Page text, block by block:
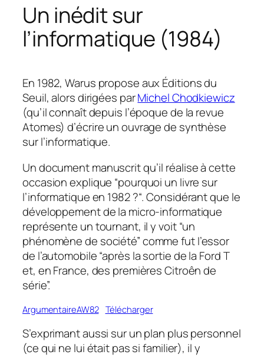
Un inédit sur
l’informatique (1984)
En 1982, Warus propose aux Éditions du
Seuil, alors dirigées parMichel Chodkiewicz
(qu’il connaît depuis l’époque de la revue
Atomes) d’écrire un ouvrage de synthèse
sur l’informatique.
Un document manuscrit qu’il réalise à cette
occasion explique “pourquoi un livre sur
l’informatique en 1982 ?“. Considérant que le
développement de la micro-informatique
représente un tournant, il y voit “un
phénomène de société” comme fut l’essor
de l’automobile “après la sortie de la Ford T
et, en France, des premières Citroên de
série”.
ArgumentaireAW82 Télécharger
S’exprimant aussi sur un plan plus personnel
(ce qui ne lui était pas si familier), il y